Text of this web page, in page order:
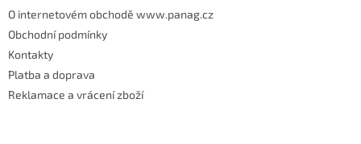
O internetovém obchodě www.panag.cz
Obchodní podmínky
Kontakty
Platba a doprava
Reklamace a vrácení zboží